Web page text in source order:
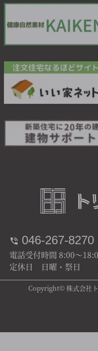
046-267-8270
電話受付時間 8:00～
定休日 日曜・祭日
Copyright© 株式会社